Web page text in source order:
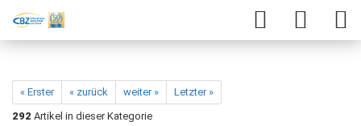
« Erster « zurück weiter »
Letzter »
292 Artikel in dieser Kategorie